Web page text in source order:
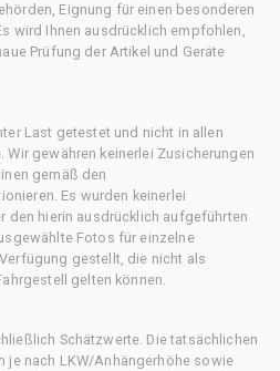
Eignung für einen besonderen
wird Ihnen ausdrücklich empfohlen,
Prüfung der Artikel und Geräte
Last getestet und nicht in allen
gewähren keinerlei Zusicherungen
gemäß den
Es wurden keinerlei
den hierin ausdrücklich aufgeführten
Fotos für einzelne
gestellt, die nicht als
gelten können.
Schätzwerte. Die tatsächlichen
je nach LKW/Anhängerhöhe sowie